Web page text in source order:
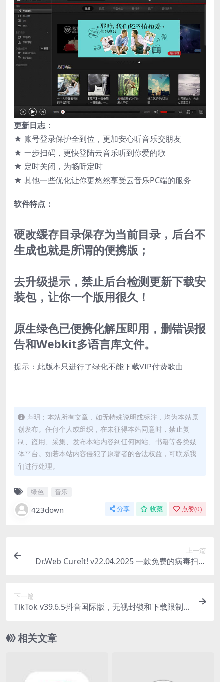
更新日志：
★ 账号登录保护全到位，更加安心听音乐交朋友
★ 一步扫码，更快登陆云音乐听到你爱的歌
★ 定时关闭，为畅听定时
★ 其他一些优化让你更悠然享受云音乐PC端的服务
软件特点：
硬改缓存目录保存为当前目录，后台不
生成也就是所谓的便携版；
去升级提示，禁止后台检测更新下载安
装包，让你一个版用很久！
原生绿色已便携化解压即用，删错误报
告和Webkit多语言库文件。
提示：此版本只进行了绿化不能下载VIP付费歌曲
声明：本站所有文章，如无特殊说明或标注，均为本站原
创发布。任何个人或组织，在未征得本站同意时，禁止复
制、盗用、采集、发布本站内容到任何网站、书籍等各类媒
体平台。如若本站内容侵犯了原著者的合法权益，可联系我
们进行处理。
绿色 音乐
423down 分享 收藏 点赞(0)
上一篇
Dr.Web CureIt! v22.04.2025 一款免费的病毒扫描
下一篇
TikTok v39.6.5抖音国际版，无视封锁和下载限制，
相关文章